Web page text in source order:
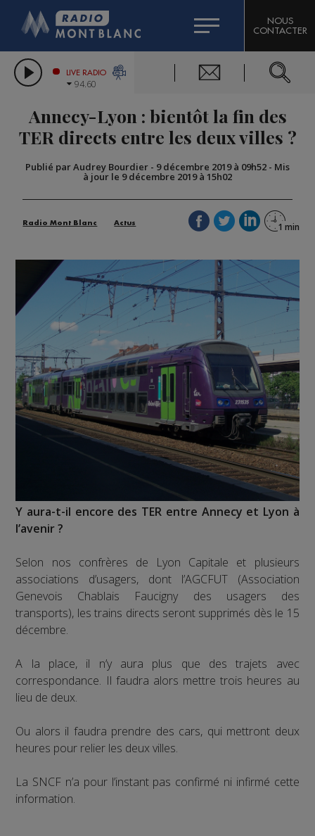
LES CHRONIQUES DE L'EXPERT
CITIZEN MACHINERY
GRAND MASSIF DOMAINES SKIABLES
BIGARD
COMPAGNIE DU MONT-BLANC
NOUS
CONTACTER
LIVE RADIO
94.60
Annecy-Lyon : bientôt la fin des
TER directs entre les deux villes ?
Publié par Audrey Bourdier - 9 décembre 2019 à 09h52 - Mis
à jour le 9 décembre 2019 à 15h02
Radio Mont Blanc Actus
Y aura-t-il encore des TER entre Annecy et Lyon à
l’avenir ?
Selon nos confrères de Lyon Capitale et plusieurs
associations d’usagers, dont l’AGCFUT (Association
Genevois Chablais Faucigny des usagers des
transports), les trains directs seront supprimés dès le 15
décembre.
A la place, il n’y aura plus que des trajets avec
correspondance. Il faudra alors mettre trois heures au
lieu de deux.
Ou alors il faudra prendre des cars, qui mettront deux
heures pour relier les deux villes.
La SNCF n’a pour l’instant pas confirmé ni infirmé cette
information.